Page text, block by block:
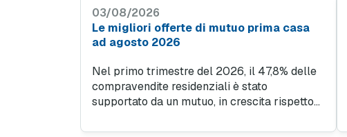
03/08/2026
Le migliori offerte di mutuo prima casa
ad agosto 2026
Nel primo trimestre del 2026, il 47,8% delle
compravendite residenziali è stato
supportato da un mutuo, in crescita rispetto
trend evidenzia quanto sia importante